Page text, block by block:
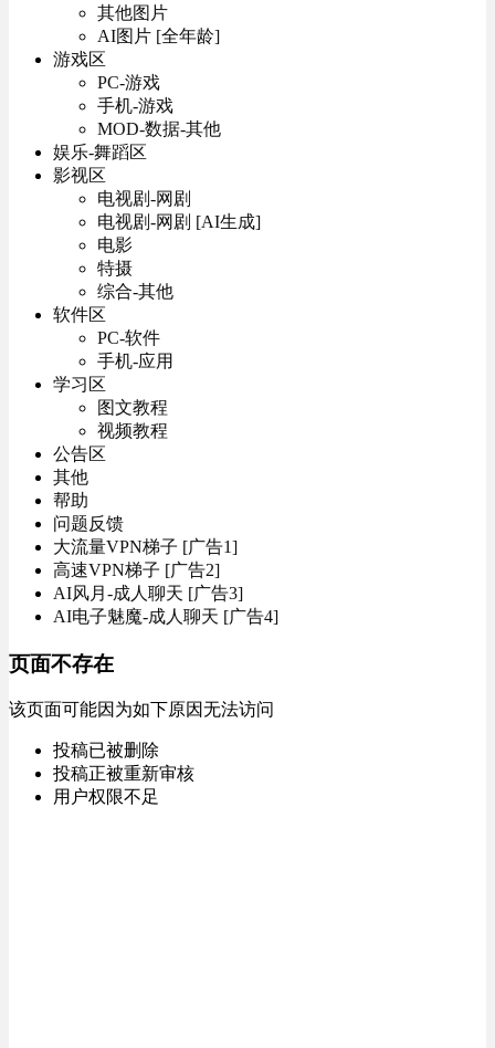
其他图片
AI图片 [全年龄]
游戏区
PC-游戏
手机-游戏
MOD-数据-其他
娱乐-舞蹈区
影视区
电视剧-网剧
电视剧-网剧 [AI生成]
电影
特摄
综合-其他
软件区
PC-软件
手机-应用
学习区
图文教程
视频教程
公告区
其他
帮助
问题反馈
大流量VPN梯子 [广告1]
高速VPN梯子 [广告2]
AI风月-成人聊天 [广告3]
AI电子魅魔-成人聊天 [广告4]
页面不存在
该页面可能因为如下原因无法访问
投稿已被删除
投稿正被重新审核
用户权限不足